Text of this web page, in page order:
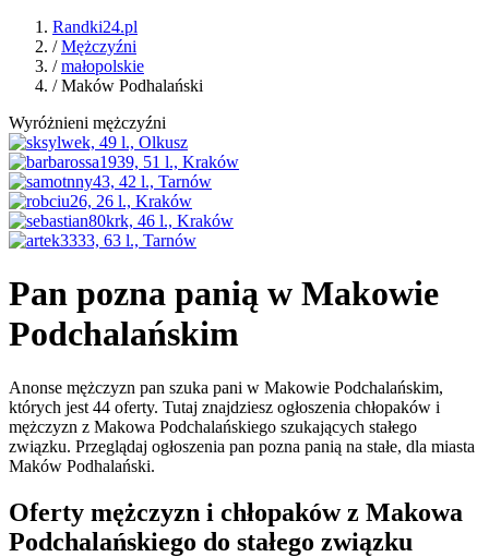
Randki24.pl
/Mężczyźni
/małopolskie
/ Maków Podhalański
Wyróżnieni mężczyźni
Pan pozna panią w Makowie
Podchalańskim
Anonse mężczyzn pan szuka pani w Makowie Podchalańskim,
których jest 44 oferty. Tutaj znajdziesz ogłoszenia chłopaków i
mężczyzn z Makowa Podchalańskiego szukających stałego
związku. Przeglądaj ogłoszenia pan pozna panią na stałe, dla miasta
Maków Podhalański.
Oferty mężczyzn i chłopaków z Makowa
Podchalańskiego do stałego związku